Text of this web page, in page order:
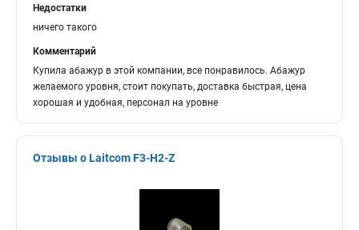
Недостатки
ничего такого
Комментарий
Купила абажур в этой компании, все понравилось. Абажур
желаемого уровня, стоит покупать, доставка быстрая, цена
хорошая и удобная, персонал на уровне
Отзывы о Laitcom F3-H2-Z